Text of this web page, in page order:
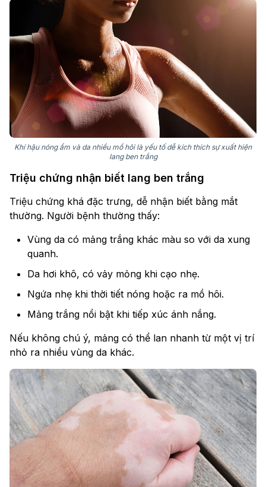
Khí hậu nóng ẩm và da nhiều mồ hôi là yếu tố dễ kích thích sự xuất hiện
lang ben trắng
Triệu chứng nhận biết lang ben trắng
Triệu chứng khá đặc trưng, dễ nhận biết bằng mắt
thường. Người bệnh thường thấy:
Vùng da có mảng trắng khác màu so với da xung
quanh.
Da hơi khô, có vảy mỏng khi cạo nhẹ.
Ngứa nhẹ khi thời tiết nóng hoặc ra mồ hôi.
Mảng trắng nổi bật khi tiếp xúc ánh nắng.
Nếu không chú ý, mảng có thể lan nhanh từ một vị trí
nhỏ ra nhiều vùng da khác.